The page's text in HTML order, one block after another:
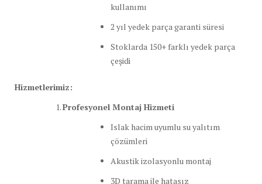
kullanımı
2 yıl yedek parça garanti süresi
Stoklarda 150+ farklı yedek parça
çeşidi
Hizmetlerimiz:
Profesyonel Montaj Hizmeti
Islak hacim uyumlu su yalıtım
çözümleri
Akustik izolasyonlu montaj
3D tarama ile hatasız